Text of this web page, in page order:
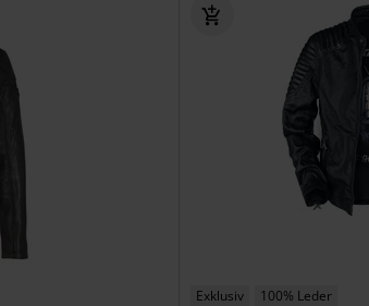
Exklusiv 100% Leder